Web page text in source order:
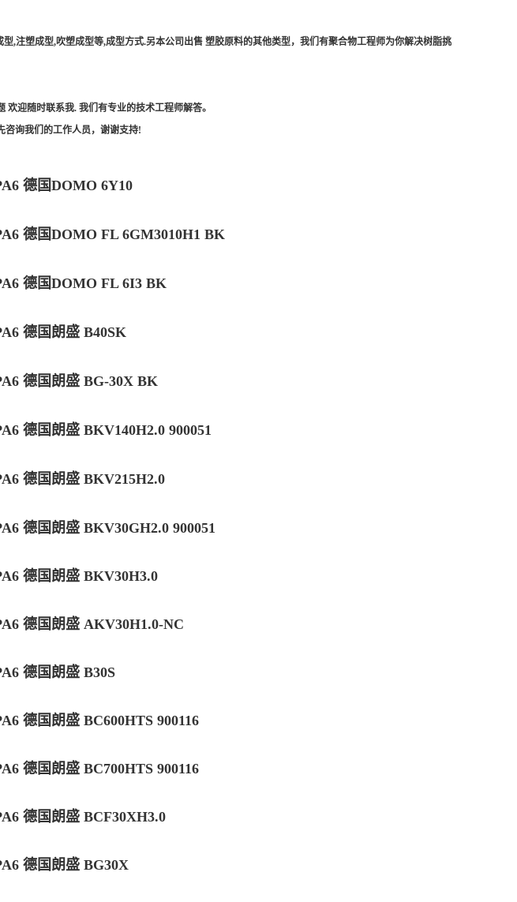
型,注塑成型,吹塑成型等,成型方式.另本公司出售 塑胶原料的其他类型，我们有聚合物工程师为你解决树脂挑
欢迎随时联系我. 我们有专业的技术工程师解答。
询我们的工作人员，谢谢支持!
德国DOMO 6Y10
德国DOMO FL 6GM3010H1 BK
德国DOMO FL 6I3 BK
德国朗盛 B40SK
德国朗盛 BG-30X BK
德国朗盛 BKV140H2.0 900051
德国朗盛 BKV215H2.0
德国朗盛 BKV30GH2.0 900051
德国朗盛 BKV30H3.0
德国朗盛 AKV30H1.0-NC
德国朗盛 B30S
德国朗盛 BC600HTS 900116
德国朗盛 BC700HTS 900116
德国朗盛 BCF30XH3.0
德国朗盛 BG30X